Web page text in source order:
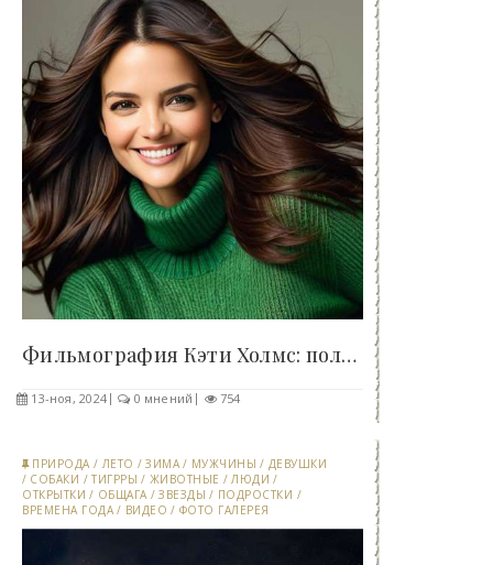
Фильмография Кэти Холмс: полный обзор карьеры..
13-ноя, 2024 0 мнений 754
ПРИРОДА / ЛЕТО /ЗИМА / МУЖЧИНЫ / ДЕВУШКИ
/ СОБАКИ /ТИГРРЫ / ЖИВОТНЫЕ /ЛЮДИ /
ОТКРЫТКИ / ОБЩАГА /ЗВЕЗДЫ / ПОДРОСТКИ /
ВРЕМЕНА ГОДА / ВИДЕО / ФОТО ГАЛЕРЕЯ